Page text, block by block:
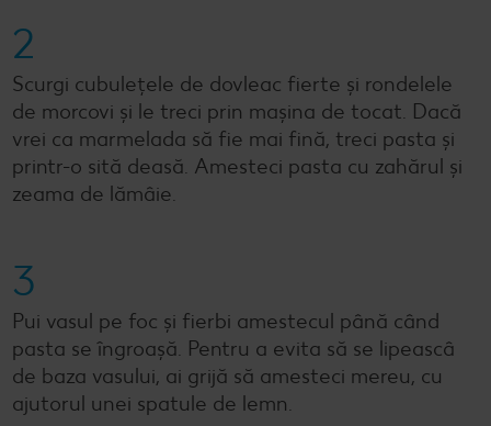
2
Scurgi cubulețele de dovleac fierte și rondelele
de morcovi și le treci prin mașina de tocat. Dacă
vrei ca marmelada să fie mai fină, treci pasta și
printr-o sită deasă. Amesteci pasta cu zahărul și
zeama de lămâie.
3
Pui vasul pe foc și fierbi amestecul până când
pasta se îngroașă. Pentru a evita să se lipeascâ
de baza vasului, ai grijă să amesteci mereu, cu
ajutorul unei spatule de lemn.